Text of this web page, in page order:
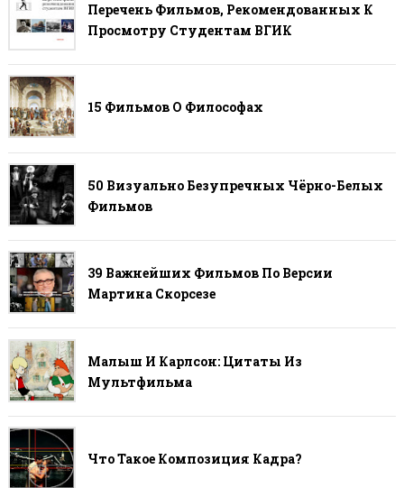
Перечень Фильмов, Рекомендованных К
Просмотру Студентам ВГИК
15 Фильмов О Философах
50 Визуально Безупречных Чёрно-Белых
Фильмов
39 Важнейших Фильмов По Версии
Мартина Скорсезе
Малыш И Карлсон: Цитаты Из
Мультфильма
Что Такое Композиция Кадра?